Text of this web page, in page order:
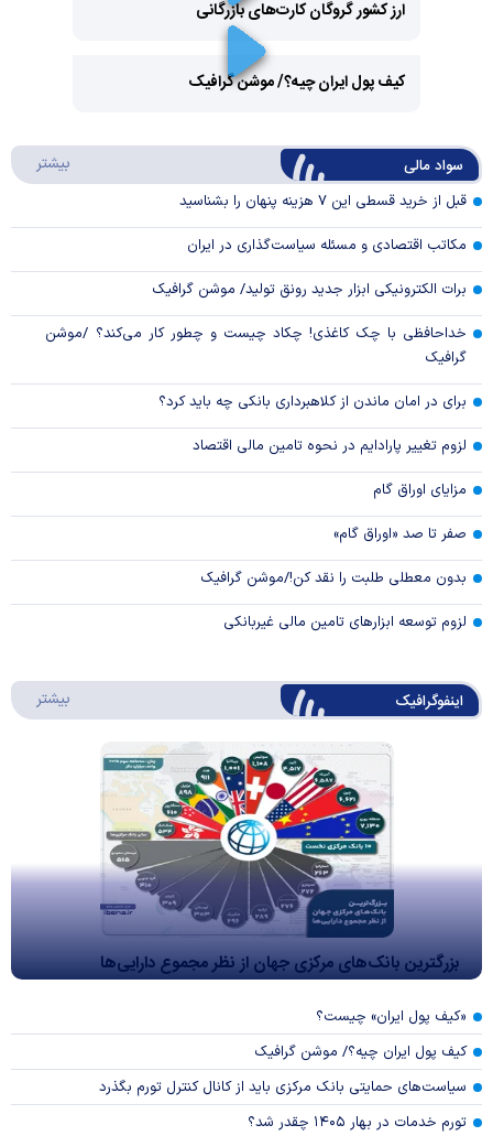
ارز کشور گروگان کارت‌های بازرگانی
Video
کیف پول ایران چیه؟/ موشن گرافیک
سواد مالی بیشتر
قبل از خرید قسطی این ۷ هزینه پنهان را بشناسید
مکاتب اقتصادی و مسئله سیاست‌گذاری در ایران
برات الکترونیکی ابزار جدید رونق تولید/ موشن گرافیک
خداحافظی با چک کاغذی! چکاد چیست و چطور کار می‌کند؟ /موشن
گرافیک
برای در امان ماندن از کلاهبرداری بانکی چه باید کرد؟
لزوم تغییر پارادایم در نحوه تامین مالی اقتصاد
مزایای اوراق گام
صفر تا صد «اوراق گام»
بدون معطلی طلبت را نقد کن!/موشن گرافیک
لزوم توسعه ابزارهای تامین مالی غیربانکی
اینفوگرافیک بیشتر
بزرگترین بانک‌های مرکزی جهان از نظر مجموع دارایی‌ها
«کیف پول ایران» چیست؟
کیف پول ایران چیه؟/ موشن گرافیک
سیاست‌های حمایتی بانک مرکزی باید از کانال کنترل تورم بگذرد
تورم خدمات در بهار ۱۴۰۵ چقدر شد؟